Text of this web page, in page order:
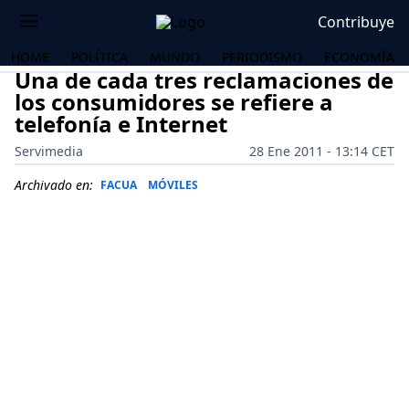
Contribuye
HOME POLÍTICA MUNDO PERIODISMO ECONOMÍA
Una de cada tres reclamaciones de
los consumidores se refiere a
telefonía e Internet
Servimedia
28 Ene 2011 - 13:14 CET
Archivado en: FACUA MÓVILES